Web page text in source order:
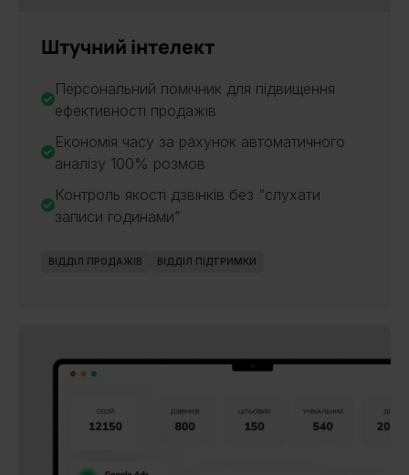
Штучний інтелект
Персональний помічник для підвищення
ефективності продажів
Економія часу за рахунок автоматичного
аналізу 100% розмов
Контроль якості дзвінків без “слухати
записи годинами”
ВІДДІЛ ПРОДАЖІВ ВІДДІЛ ПІДТРИМКИ